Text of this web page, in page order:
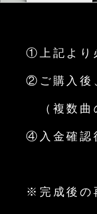
①上記より
②ご購入後
（複数曲
④入金確認
※完成後の